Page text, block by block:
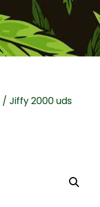
/ Jiffy 2000 uds